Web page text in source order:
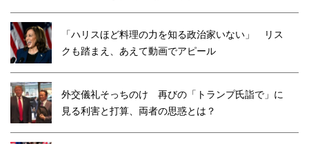
「ハリスほど料理の力を知る政治家いない」 リス
クも踏まえ、あえて動画でアピール
外交儀礼そっちのけ 再びの「トランプ氏詣で」に
見る利害と打算、両者の思惑とは？